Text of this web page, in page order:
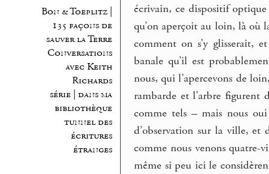
Bon & Toeplitz |
135 façons de
sauver la Terre
Conversations
avec Keith
Richards
série | dans ma
bibliothèque
tunnel des
écritures
étranges
écrivain, ce dispositif
qu’on aperçoit au loin, là où
comment on s’y glisserait,
banale qu’il est
nous, qui l’apercevons de
rambarde et l’arbre figurent
comme tels – mais nous
d’observation sur la ville, et
comme nous venons quatre-
même si peu ici le